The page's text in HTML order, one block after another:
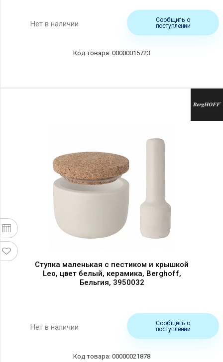
Нет в наличии
Сообщить о
поступлении
00000015723
Ступка маленькая с пестиком и крышкой
Leo, цвет белый, керамика, Berghoff,
Бельгия, 3950032
Нет в наличии
Сообщить о
поступлении
00000021878